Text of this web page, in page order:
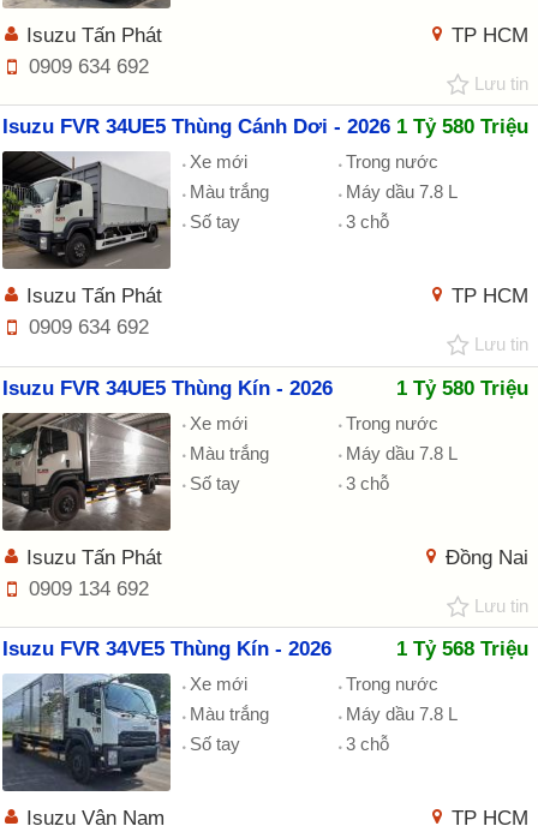
TP HCM
Isuzu Tấn Phát
0909 634 692
Lưu tin
Isuzu FVR 34UE5 Thùng Cánh Dơi - 2026 1 Tỷ 580 Triệu
Xe mới
Trong nước
Màu trắng
Máy dầu 7.8 L
Số tay
3 chỗ
TP HCM
Isuzu Tấn Phát
0909 634 692
Lưu tin
Isuzu FVR 34UE5 Thùng Kín - 2026 1 Tỷ 580 Triệu
Xe mới
Trong nước
Màu trắng
Máy dầu 7.8 L
Số tay
3 chỗ
Đồng Nai
Isuzu Tấn Phát
0909 134 692
Lưu tin
Isuzu FVR 34VE5 Thùng Kín - 2026 1 Tỷ 568 Triệu
Xe mới
Trong nước
Màu trắng
Máy dầu 7.8 L
Số tay
3 chỗ
TP HCM
Isuzu Vân Nam